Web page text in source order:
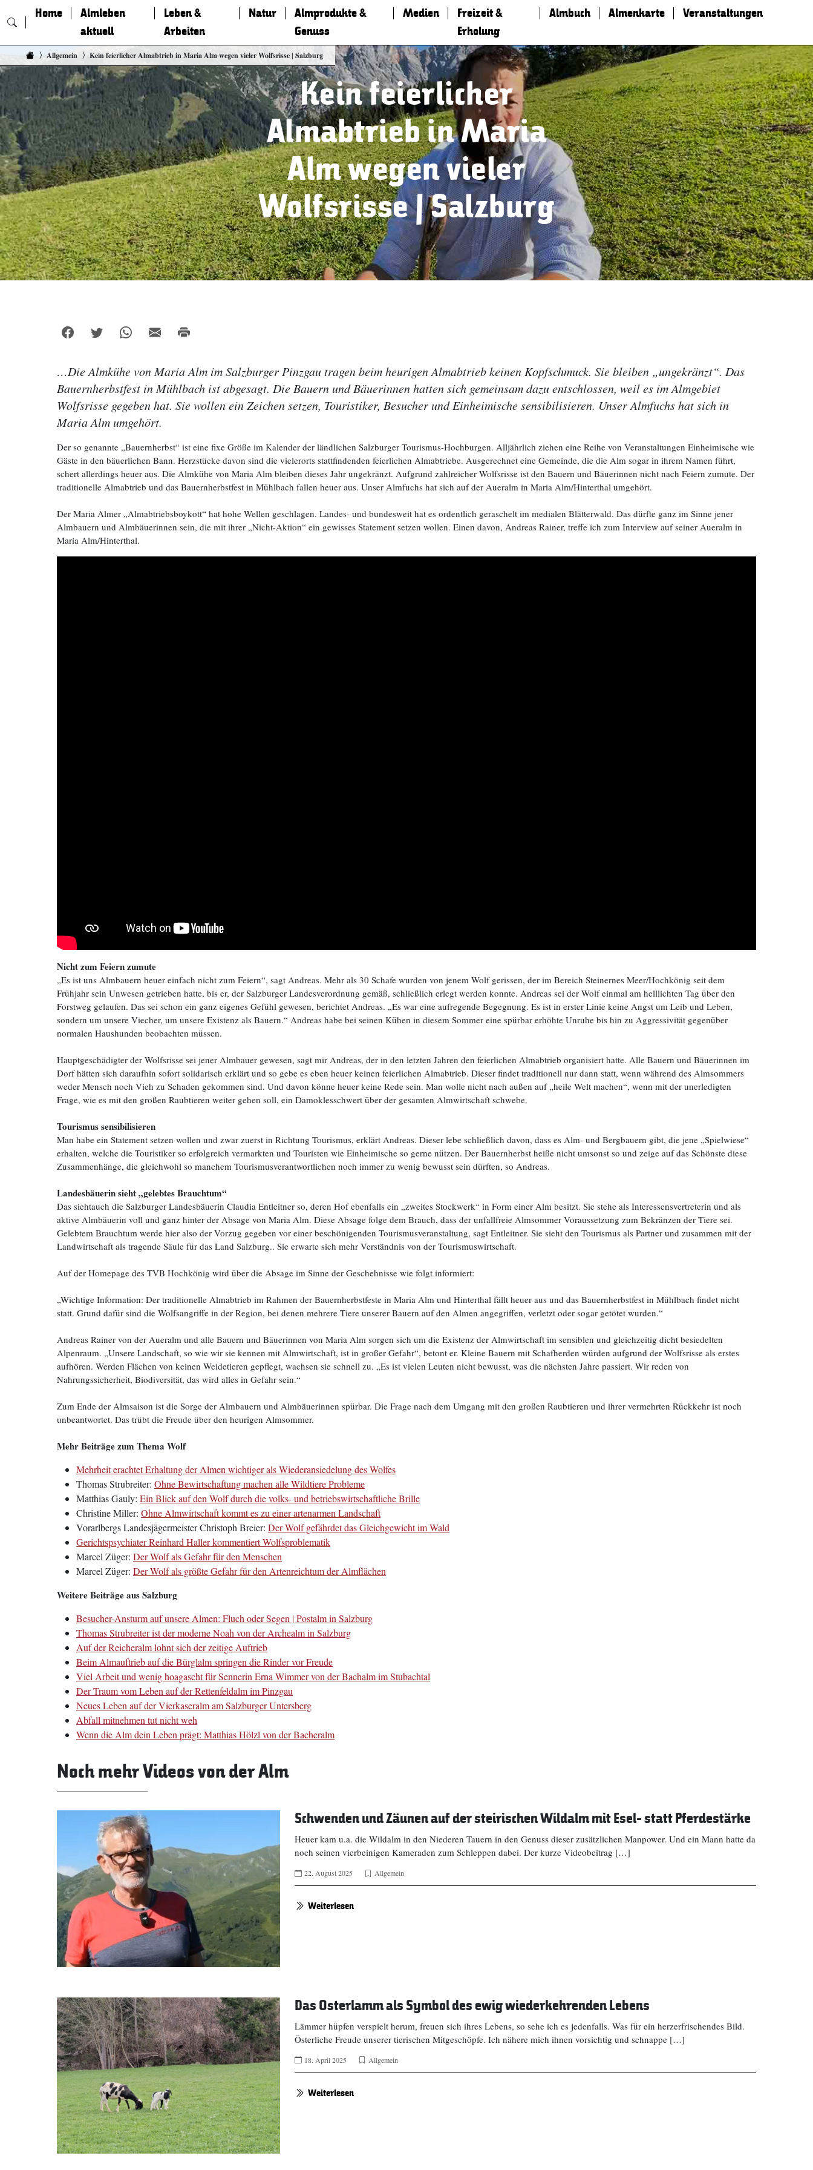
Zum Inhalt springen
Home
Almleben
aktuell
Leben &
Arbeiten
Natur
Almprodukte &
Genuss
Medien
Freizeit &
Erholung
Almbuch Almenkarte Veranstaltungen
Allgemein Kein feierlicher Almabtrieb in Maria Alm wegen vieler Wolfsrisse | Salzburg
Kein feierlicher
Almabtrieb in Maria
Alm wegen vieler
Wolfsrisse | Salzburg
…Die Almkühe von Maria Alm im Salzburger Pinzgau tragen beim heurigen Almabtrieb keinen Kopfschmuck. Sie bleiben „ungekränzt“. Das
Bauernherbstfest in Mühlbach ist abgesagt. Die Bauern und Bäuerinnen hatten sich gemeinsam dazu entschlossen, weil es im Almgebiet
Wolfsrisse gegeben hat. Sie wollen ein Zeichen setzen, Touristiker, Besucher und Einheimische sensibilisieren. Unser Almfuchs hat sich in
Maria Alm umgehört.
Der so genannte „Bauernherbst“ ist eine fixe Größe im Kalender der ländlichen Salzburger Tourismus-Hochburgen. Alljährlich ziehen eine Reihe von Veranstaltungen Einheimische wie
Gäste in den bäuerlichen Bann. Herzstücke davon sind die vielerorts stattfindenden feierlichen Almabtriebe. Ausgerechnet eine Gemeinde, die die Alm sogar in ihrem Namen führt,
schert allerdings heuer aus. Die Almkühe von Maria Alm bleiben dieses Jahr ungekränzt. Aufgrund zahlreicher Wolfsrisse ist den Bauern und Bäuerinnen nicht nach Feiern zumute. Der
traditionelle Almabtrieb und das Bauernherbstfest in Mühlbach fallen heuer aus. Unser Almfuchs hat sich auf der Aueralm in Maria Alm/Hinterthal umgehört.
Der Maria Almer „Almabtriebsboykott“ hat hohe Wellen geschlagen. Landes- und bundesweit hat es ordentlich geraschelt im medialen Blätterwald. Das dürfte ganz im Sinne jener
Almbauern und Almbäuerinnen sein, die mit ihrer „Nicht-Aktion“ ein gewisses Statement setzen wollen. Einen davon, Andreas Rainer, treffe ich zum Interview auf seiner Aueralm in
Maria Alm/Hinterthal.
Nicht zum Feiern zumute
„Es ist uns Almbauern heuer einfach nicht zum Feiern“, sagt Andreas. Mehr als 30 Schafe wurden von jenem Wolf gerissen, der im Bereich Steinernes Meer/Hochkönig seit dem
Frühjahr sein Unwesen getrieben hatte, bis er, der Salzburger Landesverordnung gemäß, schließlich erlegt werden konnte. Andreas sei der Wolf einmal am helllichten Tag über den
Forstweg gelaufen. Das sei schon ein ganz eigenes Gefühl gewesen, berichtet Andreas. „Es war eine aufregende Begegnung. Es ist in erster Linie keine Angst um Leib und Leben,
sondern um unsere Viecher, um unsere Existenz als Bauern.“ Andreas habe bei seinen Kühen in diesem Sommer eine spürbar erhöhte Unruhe bis hin zu Aggressivität gegenüber
normalen Haushunden beobachten müssen.
Hauptgeschädigter der Wolfsrisse sei jener Almbauer gewesen, sagt mir Andreas, der in den letzten Jahren den feierlichen Almabtrieb organisiert hatte. Alle Bauern und Bäuerinnen im
Dorf hätten sich daraufhin sofort solidarisch erklärt und so gebe es eben heuer keinen feierlichen Almabtrieb. Dieser findet traditionell nur dann statt, wenn während des Almsommers
weder Mensch noch Vieh zu Schaden gekommen sind. Und davon könne heuer keine Rede sein. Man wolle nicht nach außen auf „heile Welt machen“, wenn mit der unerledigten
Frage, wie es mit den großen Raubtieren weiter gehen soll, ein Damoklesschwert über der gesamten Almwirtschaft schwebe.
Tourismus sensibilisieren
Man habe ein Statement setzen wollen und zwar zuerst in Richtung Tourismus, erklärt Andreas. Dieser lebe schließlich davon, dass es Alm- und Bergbauern gibt, die jene „Spielwiese“
erhalten, welche die Touristiker so erfolgreich vermarkten und Touristen wie Einheimische so gerne nützen. Der Bauernherbst heiße nicht umsonst so und zeige auf das Schönste diese
Zusammenhänge, die gleichwohl so manchem Tourismusverantwortlichen noch immer zu wenig bewusst sein dürften, so Andreas.
Landesbäuerin sieht „gelebtes Brauchtum“
Das siehtauch die Salzburger Landesbäuerin Claudia Entleitner so, deren Hof ebenfalls ein „zweites Stockwerk“ in Form einer Alm besitzt. Sie stehe als Interessensvertreterin und als
aktive Almbäuerin voll und ganz hinter der Absage von Maria Alm. Diese Absage folge dem Brauch, dass der unfallfreie Almsommer Voraussetzung zum Bekränzen der Tiere sei.
Gelebtem Brauchtum werde hier also der Vorzug gegeben vor einer beschönigenden Tourismusveranstaltung, sagt Entleitner. Sie sieht den Tourismus als Partner und zusammen mit der
Landwirtschaft als tragende Säule für das Land Salzburg.. Sie erwarte sich mehr Verständnis von der Tourismuswirtschaft.
Auf der Homepage des TVB Hochkönig wird über die Absage im Sinne der Geschehnisse wie folgt informiert:
„Wichtige Information: Der traditionelle Almabtrieb im Rahmen der Bauernherbstfeste in Maria Alm und Hinterthal fällt heuer aus und das Bauernherbstfest in Mühlbach findet nicht
statt. Grund dafür sind die Wolfsangriffe in der Region, bei denen mehrere Tiere unserer Bauern auf den Almen angegriffen, verletzt oder sogar getötet wurden.“
Andreas Rainer von der Aueralm und alle Bauern und Bäuerinnen von Maria Alm sorgen sich um die Existenz der Almwirtschaft im sensiblen und gleichzeitig dicht besiedelten
Alpenraum. „Unsere Landschaft, so wie wir sie kennen mit Almwirtschaft, ist in großer Gefahr“, betont er. Kleine Bauern mit Schafherden würden aufgrund der Wolfsrisse als erstes
aufhören. Werden Flächen von keinen Weidetieren gepflegt, wachsen sie schnell zu. „Es ist vielen Leuten nicht bewusst, was die nächsten Jahre passiert. Wir reden von
Nahrungssicherheit, Biodiversität, das wird alles in Gefahr sein.“
Zum Ende der Almsaison ist die Sorge der Almbauern und Almbäuerinnen spürbar. Die Frage nach dem Umgang mit den großen Raubtieren und ihrer vermehrten Rückkehr ist noch
unbeantwortet. Das trübt die Freude über den heurigen Almsommer.
Mehr Beiträge zum Thema Wolf
Mehrheit erachtet Erhaltung der Almen wichtiger als Wiederansiedelung des Wolfes
Thomas Strubreiter: Ohne Bewirtschaftung machen alle Wildtiere Probleme
Matthias Gauly: Ein Blick auf den Wolf durch die volks- und betriebswirtschaftliche Brille
Christine Miller: Ohne Almwirtschaft kommt es zu einer artenarmen Landschaft
Vorarlbergs Landesjägermeister Christoph Breier: Der Wolf gefährdet das Gleichgewicht im Wald
Gerichtspsychiater Reinhard Haller kommentiert Wolfsproblematik
Marcel Züger: Der Wolf als Gefahr für den Menschen
Marcel Züger: Der Wolf als größte Gefahr für den Artenreichtum der Almflächen
Weitere Beiträge aus Salzburg
Besucher-Ansturm auf unsere Almen: Fluch oder Segen | Postalm in Salzburg
Thomas Strubreiter ist der moderne Noah von der Archealm in Salzburg
Auf der Reicheralm lohnt sich der zeitige Auftrieb
Beim Almauftrieb auf die Bürglalm springen die Rinder vor Freude
Viel Arbeit und wenig hoagascht für Sennerin Erna Wimmer von der Bachalm im Stubachtal
Der Traum vom Leben auf der Rettenfeldalm im Pinzgau
Neues Leben auf der Vierkaseralm am Salzburger Untersberg
Abfall mitnehmen tut nicht weh
Wenn die Alm dein Leben prägt: Matthias Hölzl von der Bacheralm
Noch mehr Videos von der Alm
Schwenden und Zäunen auf der steirischen Wildalm mit Esel- statt Pferdestärke
Heuer kam u.a. die Wildalm in den Niederen Tauern in den Genuss dieser zusätzlichen Manpower. Und ein Mann hatte da
noch seinen vierbeinigen Kameraden zum Schleppen dabei. Der kurze Videobeitrag […]
22. August 2025 Allgemein
Weiterlesen
Das Osterlamm als Symbol des ewig wiederkehrenden Lebens
Lämmer hüpfen verspielt herum, freuen sich ihres Lebens, so sehe ich es jedenfalls. Was für ein herzerfrischendes Bild.
Österliche Freude unserer tierischen Mitgeschöpfe. Ich nähere mich ihnen vorsichtig und schnappe […]
18. April 2025 Allgemein
Weiterlesen